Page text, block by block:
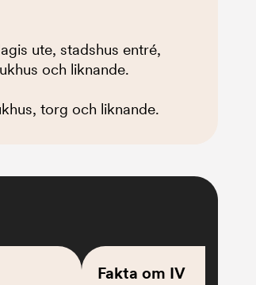
ute, stadshus entré,
och liknande.
torg och liknande.
Fakta om IV